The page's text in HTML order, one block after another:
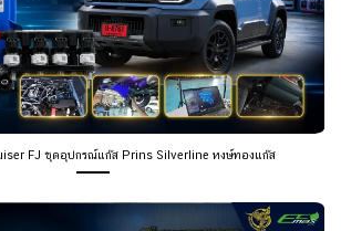
FJ ชุดอุปกรณ์แก๊ส Prins Silverline หงษ์ทองแก๊ส